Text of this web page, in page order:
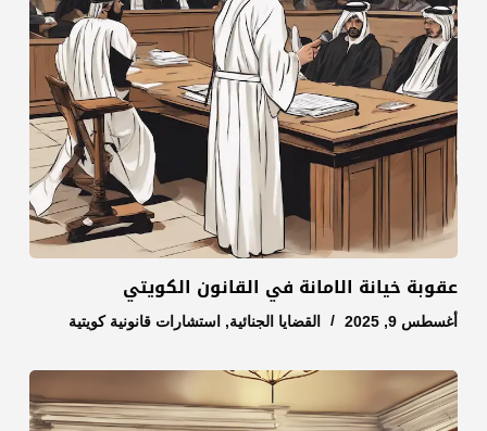
عقوبة خيانة الامانة في القانون الكويتي
أغسطس 9, 2025 القضايا الجنائية, استشارات قانونية كويتية